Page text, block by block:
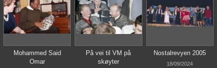
Mohammed Said
Omar
På vei til VM på
skøyter
Nostalrevyen 2005
18/09/2024